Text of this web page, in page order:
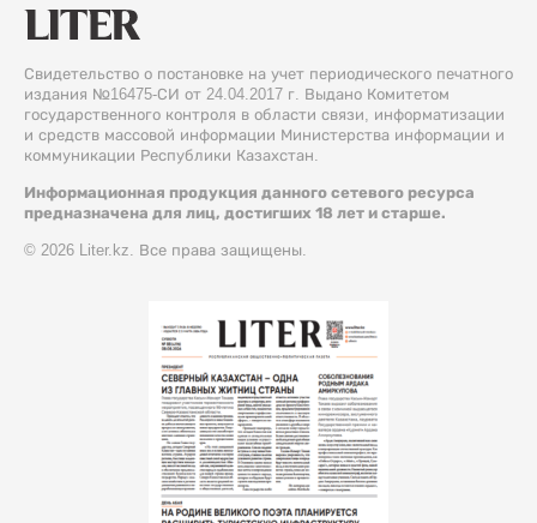
Свидетельство о постановке на учет периодического печатного
издания №16475-СИ от 24.04.2017 г. Выдано Комитетом
государственного контроля в области связи, информатизации
и средств массовой информации Министерства информации и
коммуникации Республики Казахстан.
Информационная продукция данного сетевого ресурса
предназначена для лиц, достигших 18 лет и старше.
© 2026 Liter.kz. Все права защищены.